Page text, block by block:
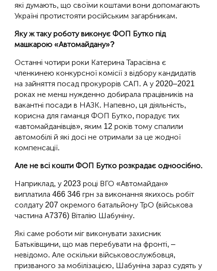
які думають, що своїми коштами вони допомагають
Україні протистояти російським загарбникам.
Яку ж таку роботу виконує ФОП Бутко під
машкарою «Автомайдану»?
Останні чотири роки Катерина Тарасівна є
членкинею конкурсної комісії з відбору кандидатів
на зайняття посад прокурорів САП. А у 2020–2021
роках не менш нужденно добирала працівників на
вакантні посади в НАЗК. Напевно, ця діяльність,
корисна для гаманця ФОП Бутко, порадує тих
«автомайданівців», яким 12 років тому спалили
автомобілі й які досі не отримали за це жодної
компенсації.
Але не всі кошти ФОП Бутко розкрадає одноосібно.
Наприклад, у 2023 році ВГО «Автомайдан»
виплатила 466 346 грн за виконання якихось робіт
солдату 207 окремого батальйону ТрО (військова
частина А7376) Віталію Шабуніну.
Які саме роботи міг виконувати захисник
Батьківщини, що мав перебувати на фронті, –
невідомо. Але оскільки військовослужбовця,
призваного за мобілізацією, Шабуніна зараз судять у